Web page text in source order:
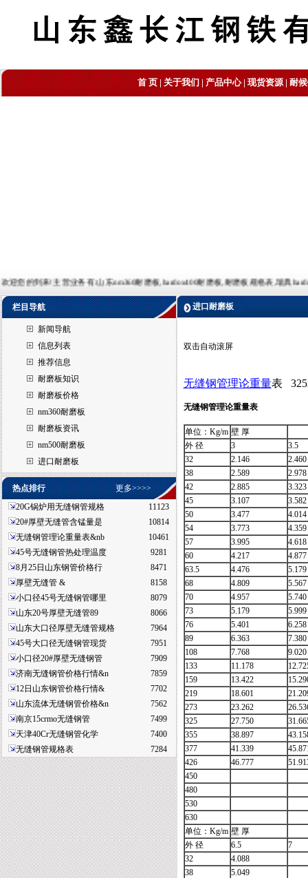
首 页|关于我们|产品中心|现货资源|耐
您的到来!主营业务有:山东nm360耐磨板,hardox400耐磨板,耐磨板规格表,瑞典
栏目导航
新闻导航
信息列表
推荐信息
耐磨板知识
耐磨板价格
nm360耐磨板
耐磨板资讯
nm500耐磨板
进口耐磨板
热点排行
更多>>>>
20G锅炉用无缝钢管规格
11123
20#厚壁无缝管含锰量是
10814
无缝钢管理论重量表&nb
10461
45号无缝钢管热处理温度
9281
8月25日山东钢管价格行
8471
厚壁无缝管 &
8158
小口径45号无缝钢管哪里
8079
山东20号厚壁无缝管89
8066
山东大口径厚壁无缝管规格
7964
45号大口径无缝钢管现货
7951
小口径20#厚壁无缝钢管
7909
济南无缝钢管价格行情&n
7859
12日山东钢管价格行情&
7702
山东流体无缝钢管价格&n
7562
南京15crmo无缝钢管
7499
天津40Cr无缝钢管化学
7400
无缝钢管规格表
7284
进口耐磨板
双击自动滚屏
无缝钢管理论重量表
无缝钢管理论重量表
单位：Kg/m 壁 厚
外 径
3
3.5
32
2.146
2.460
38
2.589
2.978
42
2.885
3.323
45
3.107
3.582
50
3.477
4.014
54
3.773
4.359
57
3.995
4.618
60
4.217
4.877
63.5
4.476
5.179
68
4.809
5.567
70
4.957
5.740
73
5.179
5.999
76
5.401
6.258
89
6.363
7.380
108
7.768
9.020
133
11.178
159
13.422
219
18.601
273
23.262
325
27.750
355
38.897
377
41.339
426
46.777
450
480
530
630
单位：Kg/m 壁 厚
外 径
6.5
7
32
4.088
38
5.049